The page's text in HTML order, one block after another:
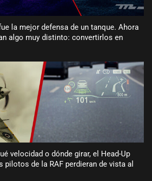
la mejor defensa de un tanque. Ahora
algo muy distinto: convertirlos en
velocidad o dónde girar, el Head-Up
pilotos de la RAF perdieran de vista al